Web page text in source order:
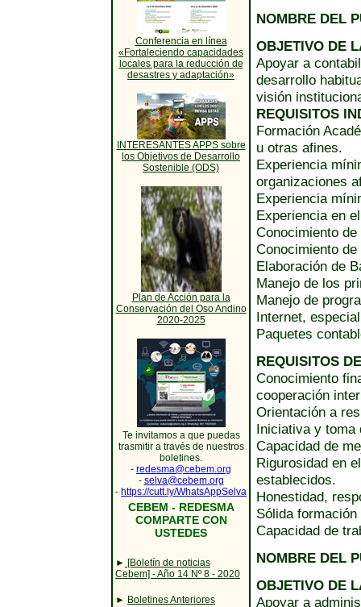
Conferencia en línea
«Fortaleciendo capacidades
locales para la reducción de
desastres y adaptación»
INTERESANTES APPS sobre
los Objetivos de Desarrollo
Sostenible (ODS)
Plan de Acción para la
Conservación del Oso Andino
2020-2025
Te invitamos a que puedas
trasmitir a través de nuestros
boletines.
- redesma@cebem.org
- selva@cebem.org
- https://cutt.ly/WhatsAppSelva
CEBEM - REDESMA
COMPARTE CON
USTEDES
► [Boletín de noticias
Cebem] - Año 14 Nº 8 - 2020
► Boletines Anteriores
NOMBRE DEL
OBJETIVO DE
Apoyar a
desarrollo
visión
REQUISITOS
Formación
u otras afines.
Experiencia
organizaciones
Experiencia
Experiencia en
Conocimiento
Conocimiento
Elaboración de
Manejo de los
Manejo de
Internet,
Paquetes
REQUISITOS
Conocimiento
cooperación
Orientación a
Iniciativa y toma
Capacidad de
Rigurosidad en
establecidos.
Honestidad,
Sólida
Capacidad de
NOMBRE DEL
OBJETIVO DE
Apoyar a